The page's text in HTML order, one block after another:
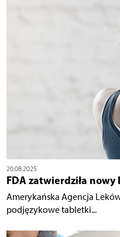
20.08.2025
FDA zatwierdziła
Amerykańska Agencja
podjęzykowe tabletki...